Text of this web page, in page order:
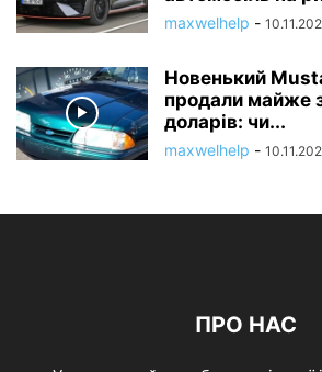
maxwelhelp -
Новенький
продали майже
доларів: чи...
maxwelhelp -
ПРО НАС